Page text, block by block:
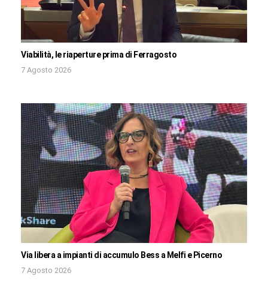
Viabilità, le riaperture prima di Ferragosto
7 Agosto 2026
Via libera a impianti di accumulo Bess a Melfi e Picerno
7 Agosto 2026